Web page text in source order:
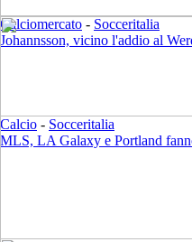
Calciomercato - Socceritalia
Johannsson, vicino l'addio al
Calcio - Socceritalia
MLS, LA Galaxy e Portland